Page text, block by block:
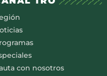
con nosotros